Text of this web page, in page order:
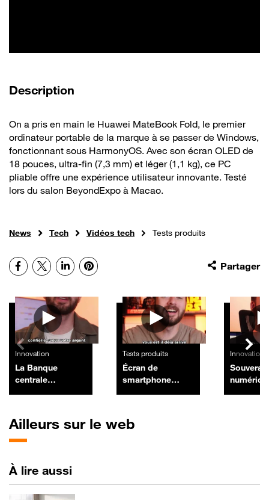
Description
On a pris en main le Huawei MateBook Fold, le premier
ordinateur portable de la marque à se passer de Windows,
fonctionnant sous HarmonyOS. Avec son écran OLED de
18 pouces, ultra-fin (7,3 mm) et léger (1,1 kg), ce PC
pliable offre une expérience utilisateur innovante. Testé
lors du salon BeyondExpo à Macao.
News Tech Vidéos tech Tests produits
Partager
Facebook
X LinkedInPinterest
Autres vidéos
Innovation
La Banque
centrale
protéger de l'IA
Tests produits
Écran de
smartphone
retrouver une
Innovation
Ailleurs sur le web
À lire aussi